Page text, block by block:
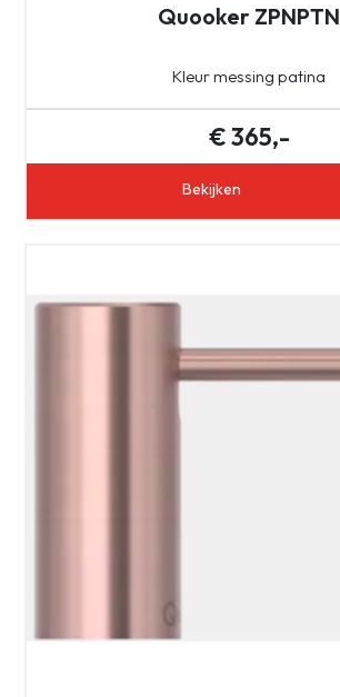
Quooker ZPNPTN
Kleur messing patina
€ 365,-
Bekijken